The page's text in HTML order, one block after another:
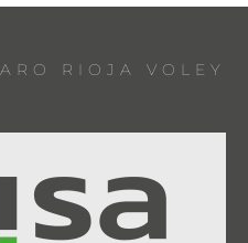
RIOJA VOLEY